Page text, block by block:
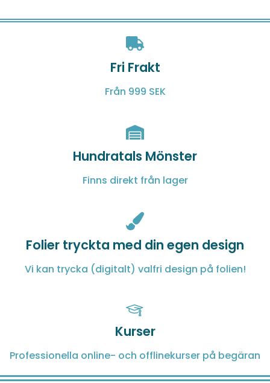
Fri Frakt
Från 999 SEK
Hundratals Mönster
Finns direkt från lager
Folier tryckta med din egen design
Vi kan trycka (digitalt) valfri design på folien!
Kurser
Professionella online- och offlinekurser på begäran